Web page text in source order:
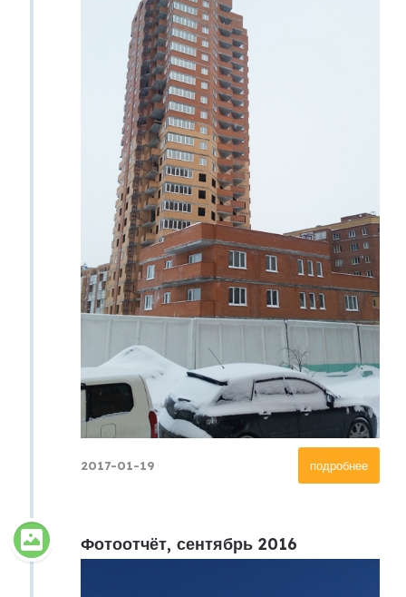
подробнее
2017-01-19
Фотоотчёт, сентябрь 2016